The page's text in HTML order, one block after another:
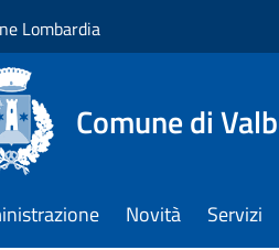
Lombardia
Comune di
Novità Servizi